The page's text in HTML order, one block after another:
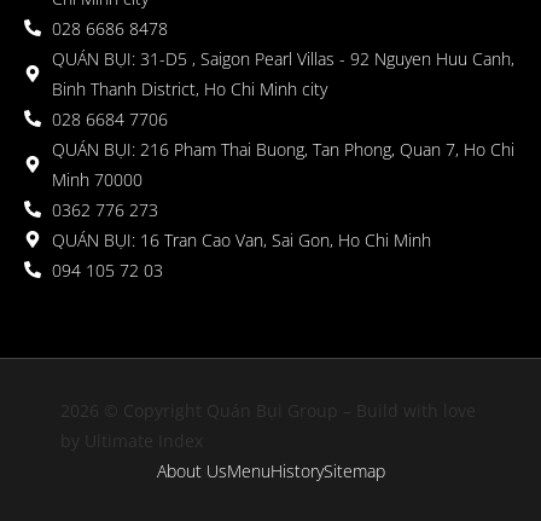
028 6686 8478
QUÁN BỤI: 31-D5 , Saigon Pearl Villas - 92 Nguyen Huu Canh,
Binh Thanh District, Ho Chi Minh city
028 6684 7706
QUÁN BỤI: 216 Pham Thai Buong, Tan Phong, Quan 7, Ho Chi
Minh 70000
0362 776 273
QUÁN BỤI: 16 Tran Cao Van, Sai Gon, Ho Chi Minh
094 105 72 03
2026 © Copyright Quán Bụi Group – Build with love
by Ultimate Index
About UsMenuHistorySitemap